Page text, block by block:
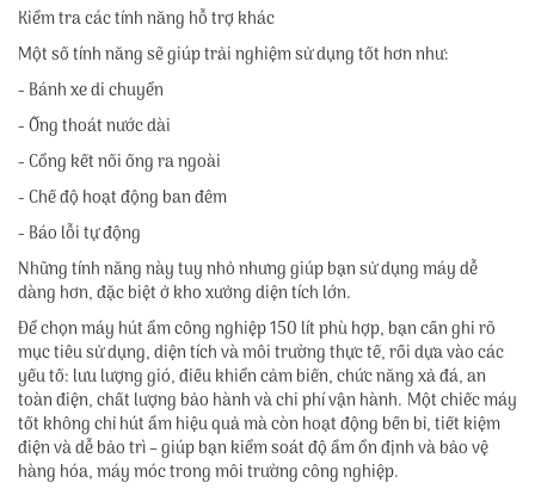
Kiểm tra các tính năng hỗ trợ khác
Một số tính năng sẽ giúp trải nghiệm sử dụng tốt hơn như:
- Bánh xe di chuyển
- Ống thoát nước dài
- Cổng kết nối ống ra ngoài
- Chế độ hoạt động ban đêm
- Báo lỗi tự động
Những tính năng này tuy nhỏ nhưng giúp bạn sử dụng máy dễ
dàng hơn, đặc biệt ở kho xưởng diện tích lớn.
Để chọn máy hút ẩm công nghiệp 150 lít phù hợp, bạn cần ghi rõ
mục tiêu sử dụng, diện tích và môi trường thực tế, rồi dựa vào các
yếu tố: lưu lượng gió, điều khiển cảm biến, chức năng xả đá, an
toàn điện, chất lượng bảo hành và chi phí vận hành. Một chiếc máy
tốt không chỉ hút ẩm hiệu quả mà còn hoạt động bền bỉ, tiết kiệm
điện và dễ bảo trì – giúp bạn kiểm soát độ ẩm ổn định và bảo vệ
hàng hóa, máy móc trong môi trường công nghiệp.